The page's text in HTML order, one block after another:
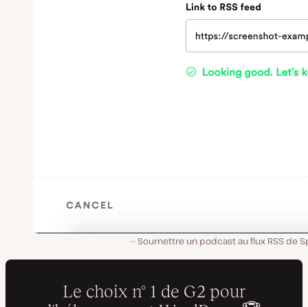
Soumettre un podcast au flux RSS de